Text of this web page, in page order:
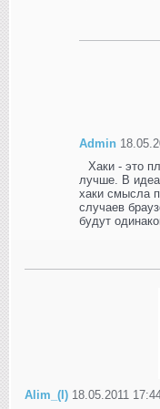
Admin
Хаки - это
лучше. В
хаки смысла
случаев
будут
Alim_(I) 18.05.2011